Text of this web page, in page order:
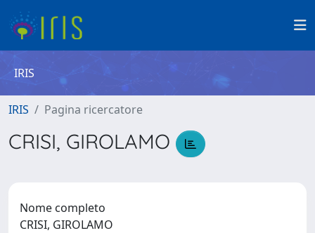
IRIS
IRIS Pagina ricercatore
CRISI, GIROLAMO
Nome completo
CRISI, GIROLAMO